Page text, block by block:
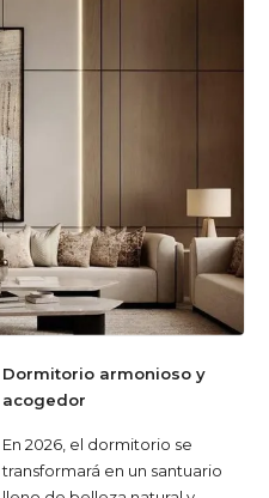
Dormitorio armonioso y
acogedor
En 2026, el dormitorio se
transformará en un santuario